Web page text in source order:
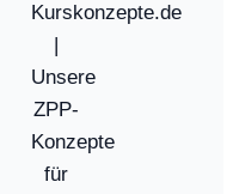
Kurskonzepte.de
Unsere
ZPP-
Konzepte
für